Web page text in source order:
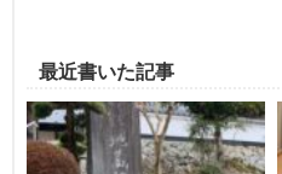
最近書いた記事